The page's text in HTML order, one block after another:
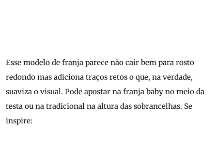
Esse modelo de franja parece não cair bem para rosto
redondo mas adiciona traços retos o que, na verdade,
suaviza o visual. Pode apostar na franja baby no meio da
testa ou na tradicional na altura das sobrancelhas. Se
inspire: